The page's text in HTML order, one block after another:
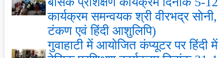
कार्यक्रम समन्‍वयक श्री वीरभद्र
टंकण एवं हिंदी आशुलिपि)
गुवाहाटी में आयोजित कंप्‍यूटर पर